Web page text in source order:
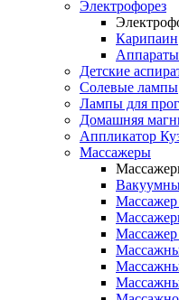
Электрофорез
Карипаин
Аппараты
Детские
Солевые лампы
Лампы для
Домашняя
Аппликатор
Массажеры
Массажер
Массажер